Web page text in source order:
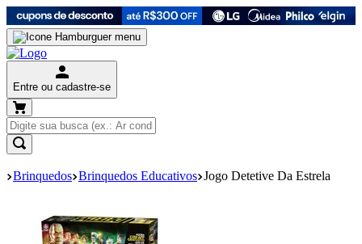
Entre ou cadastre-se
Brinquedos Brinquedos Educativos Jogo Detetive Da Estrela